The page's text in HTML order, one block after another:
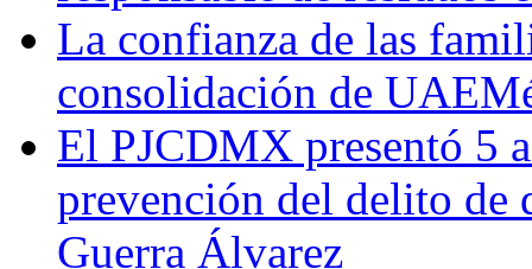
La confianza de las
consolidación de
El PJCDMX presentó 5
prevención del delito de
Guerra Álvarez